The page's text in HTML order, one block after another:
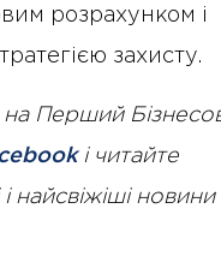
розрахунком і
захисту.
на Перший
і читайте
і найсвіжіші